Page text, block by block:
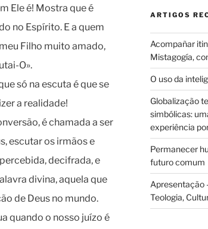
Ele é! Mostra que é
no Espírito. E a quem
Filho muito amado,
O».
só na escuta é que se
a realidade!
é chamada a ser
escutar os irmãos e
decifrada, e
divina, aquela que
de Deus no mundo.
quando o nosso juízo é
ARTIGOS
Acompañar
Mistagogía,
O uso da
Globalização
simbólicas:
experiência
Permanecer
futuro comum
Apresentação
Teologia,